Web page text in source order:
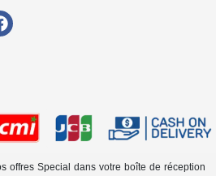
offres Special dans votre boîte de réception